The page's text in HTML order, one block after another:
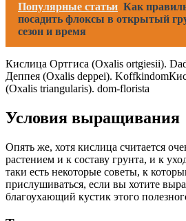
Популярные статьи Как
посадить флоксы в открытый
сезон и время
Кислица Ортгиса (Oxalis ortgiesii).
Деппея (Oxalis deppei).
(Oxalis triangularis). dom-florista
Условия выращивания
Опять же, хотя кислица считается
растением и к составу грунта, и к
таки есть некоторые советы, к
прислушиваться, если вы хотите
благоухающий кустик этого